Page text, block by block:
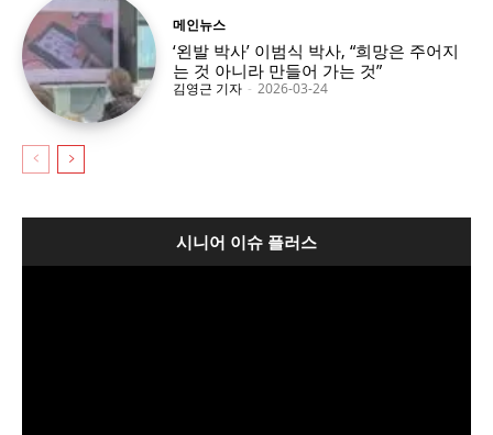
메인뉴스
‘왼발 박사’ 이범식 박사, “희망은 주어지
는 것 아니라 만들어 가는 것”
김영근 기자 - 2026-03-24
시니어 이슈 플러스